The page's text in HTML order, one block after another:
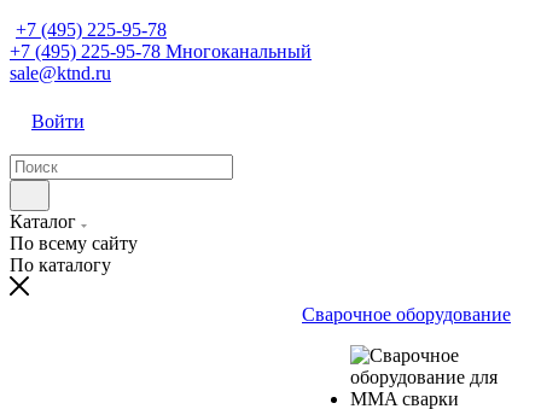
+7 (495) 225-95-78
+7 (495) 225-95-78 Многоканальный
sale@ktnd.ru
Войти
Каталог
По всему сайту
По каталогу
Сварочное оборудование